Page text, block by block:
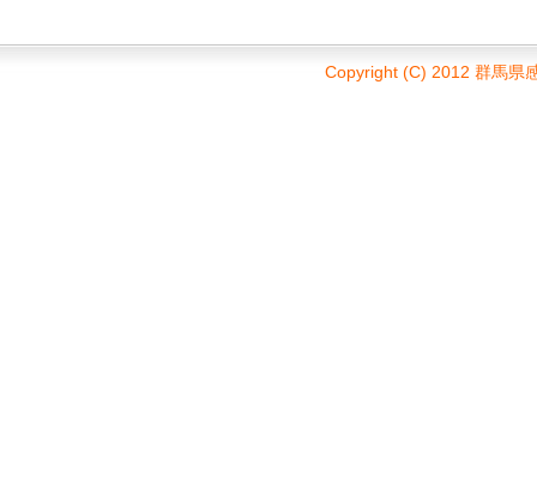
Copyright (C) 2012 群馬県